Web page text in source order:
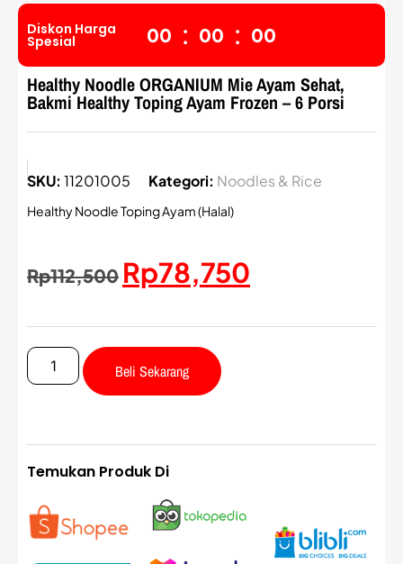
Diskon Harga
Spesial 00 : 00 : 00
Healthy Noodle ORGANIUM Mie Ayam Sehat,
Bakmi Healthy Toping Ayam Frozen – 6 Porsi
SKU: 11201005 Kategori: Noodles & Rice
Healthy Noodle Toping Ayam (Halal)
Rp112,500 Rp78,750
Beli Sekarang
Temukan Produk Di